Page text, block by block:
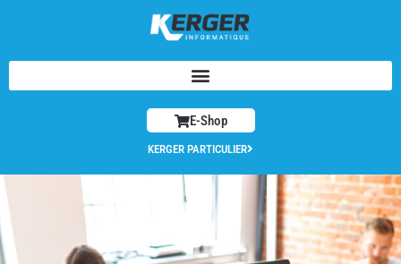
E-Shop
KERGER PARTICULIER